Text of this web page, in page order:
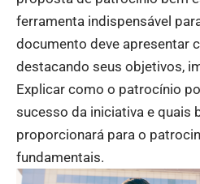
ferramenta indispensável
documento deve apresentar
destacando seus objetivos,
Explicar como o patrocínio
sucesso da iniciativa e quais
proporcionará para o
fundamentais.